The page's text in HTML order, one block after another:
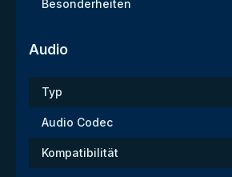
Besonderheiten
Audio
Typ
Audio Codec
Kompatibilität